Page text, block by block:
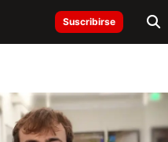
Suscribirse